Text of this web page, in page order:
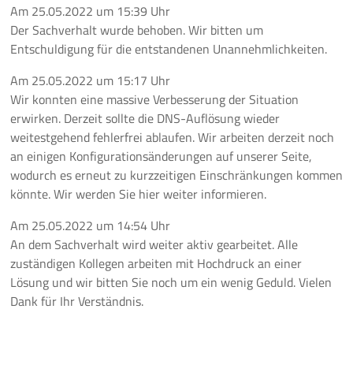
Am 25.05.2022 um 15:39 Uhr
Der Sachverhalt wurde behoben. Wir bitten um
Entschuldigung für die entstandenen Unannehmlichkeiten.
Am 25.05.2022 um 15:17 Uhr
Wir konnten eine massive Verbesserung der Situation
erwirken. Derzeit sollte die DNS-Auflösung wieder
weitestgehend fehlerfrei ablaufen. Wir arbeiten derzeit noch
an einigen Konfigurationsänderungen auf unserer Seite,
wodurch es erneut zu kurzzeitigen Einschränkungen kommen
könnte. Wir werden Sie hier weiter informieren.
Am 25.05.2022 um 14:54 Uhr
An dem Sachverhalt wird weiter aktiv gearbeitet. Alle
zuständigen Kollegen arbeiten mit Hochdruck an einer
Lösung und wir bitten Sie noch um ein wenig Geduld. Vielen
Dank für Ihr Verständnis.